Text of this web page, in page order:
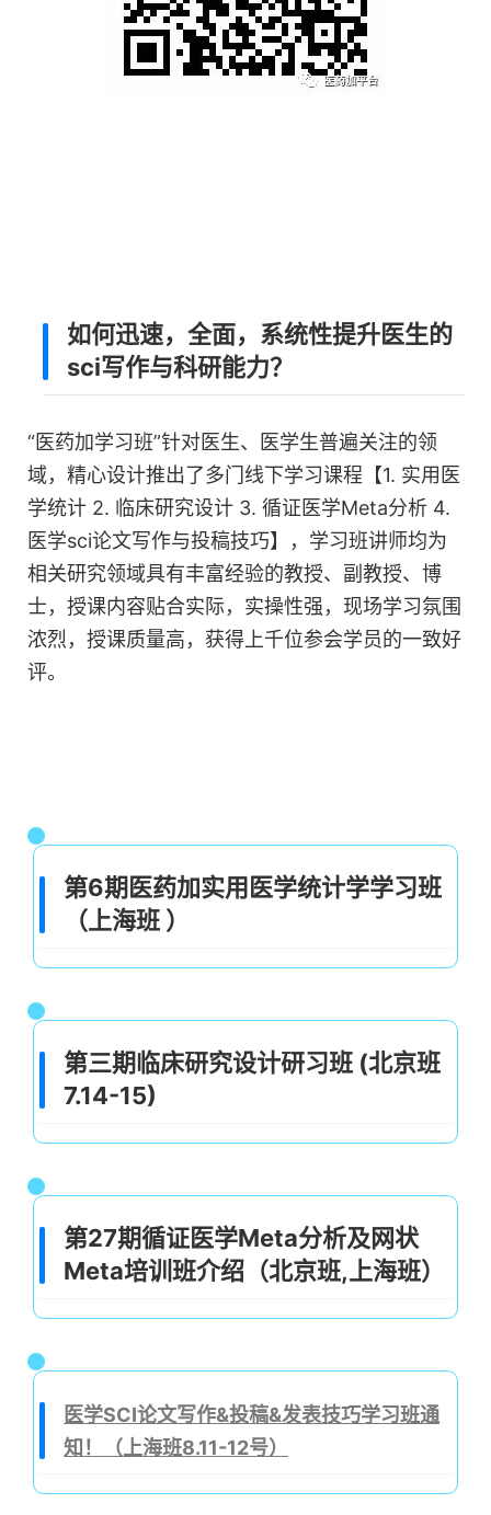
如何迅速，全面，系统性提升医生的
sci写作与科研能力？
“医药加学习班”针对医生、医学生普遍关注的领
域，精心设计推出了多门线下学习课程【1. 实用医
学统计 2. 临床研究设计 3. 循证医学Meta分析 4.
医学sci论文写作与投稿技巧】，学习班讲师均为
相关研究领域具有丰富经验的教授、副教授、博
士，授课内容贴合实际，实操性强，现场学习氛围
浓烈，授课质量高，获得上千位参会学员的一致好
评。
第6期医药加实用医学统计学学习班
（上海班 ）
第三期临床研究设计研习班 (北京班
7.14-15)
第27期循证医学Meta分析及网状
Meta培训班介绍（北京班,上海班）
医学SCI论文写作&投稿&发表技巧学习班通
知！（上海班8.11-12号）